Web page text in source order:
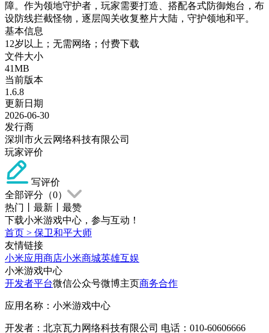
障。作为领地守护者，玩家需要打造、搭配各式防御炮台，布
设防线拦截怪物，逐层闯关收复整片大陆，守护领地和平。
基本信息
12岁以上；无需网络；付费下载
文件大小
41MB
当前版本
1.6.8
更新日期
2026-06-30
发行商
深圳市火云网络科技有限公司
玩家评价
写评价
全部评分（0）
热门
最新
最赞
下载小米游戏中心，参与互动！
首页 > 保卫和平大师
友情链接
小米应用商店小米商城英雄互娱
小米游戏中心
开发者平台微信公众号微博主页商务合作
应用名称：小米游戏中心
开发者：北京瓦力网络科技有限公司 电话：010-60606666